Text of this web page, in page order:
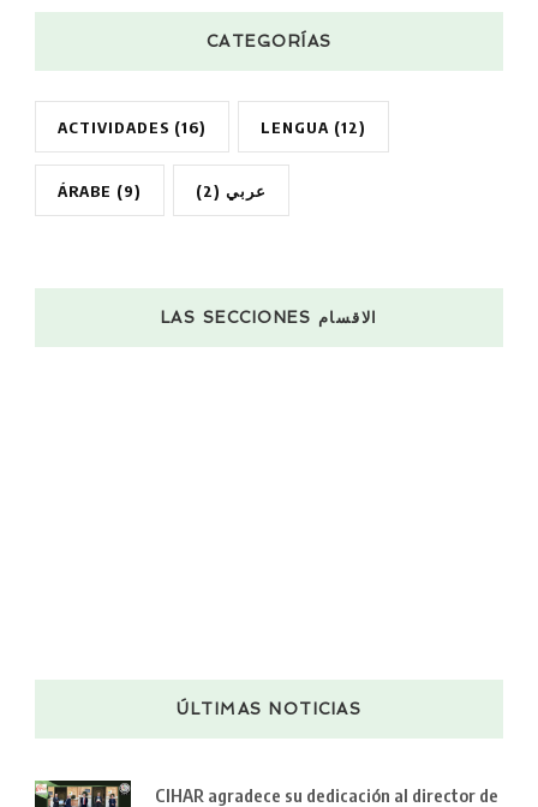
CATEGORÍAS
ACTIVIDADES (16) LENGUA (12)
ÁRABE (9) عربي (2)
LAS SECCIONES الاقسام
ÚLTIMAS NOTICIAS
CIHAR agradece su dedicación al director de